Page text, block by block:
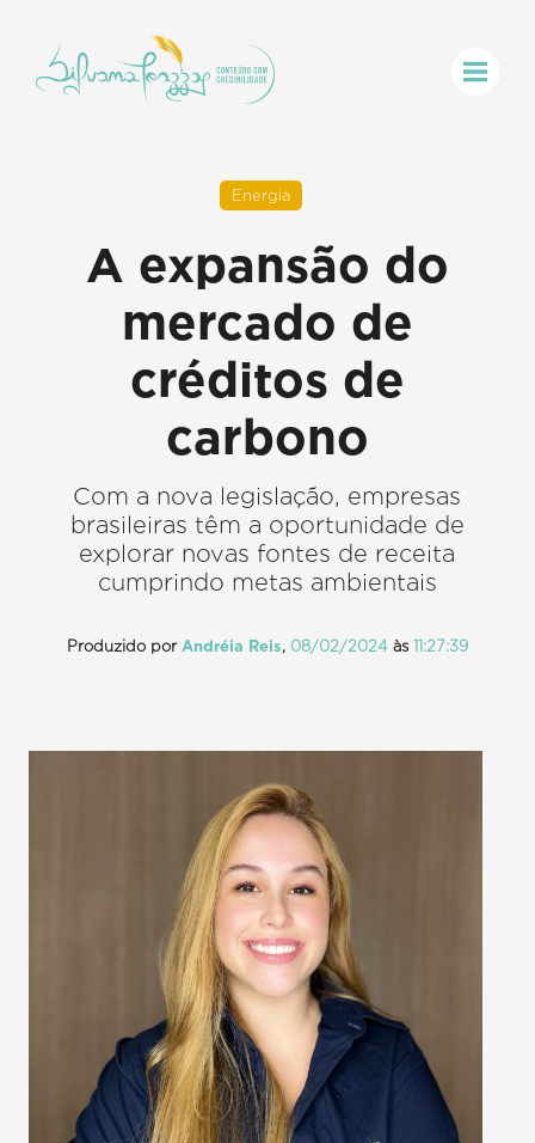
Energia
A expansão do
mercado de
créditos de
carbono
Com a nova legislação, empresas
brasileiras têm a oportunidade de
explorar novas fontes de receita
cumprindo metas ambientais
Produzido por Andréia Reis, 08/02/2024às 11:27:39